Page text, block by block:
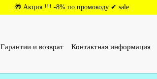
🎁 Акция !!! -8% по промокоду ✔ sale
Гарантии и возврат Контактная информация